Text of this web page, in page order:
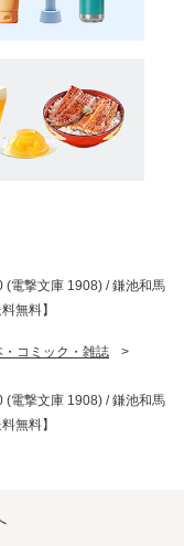
(電撃文庫 1908) / 鎌池和馬
無料】
・コミック・雑誌
>
(電撃文庫 1908) / 鎌池和馬
無料】